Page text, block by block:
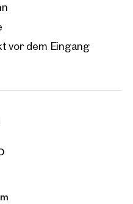
vor dem Eingang